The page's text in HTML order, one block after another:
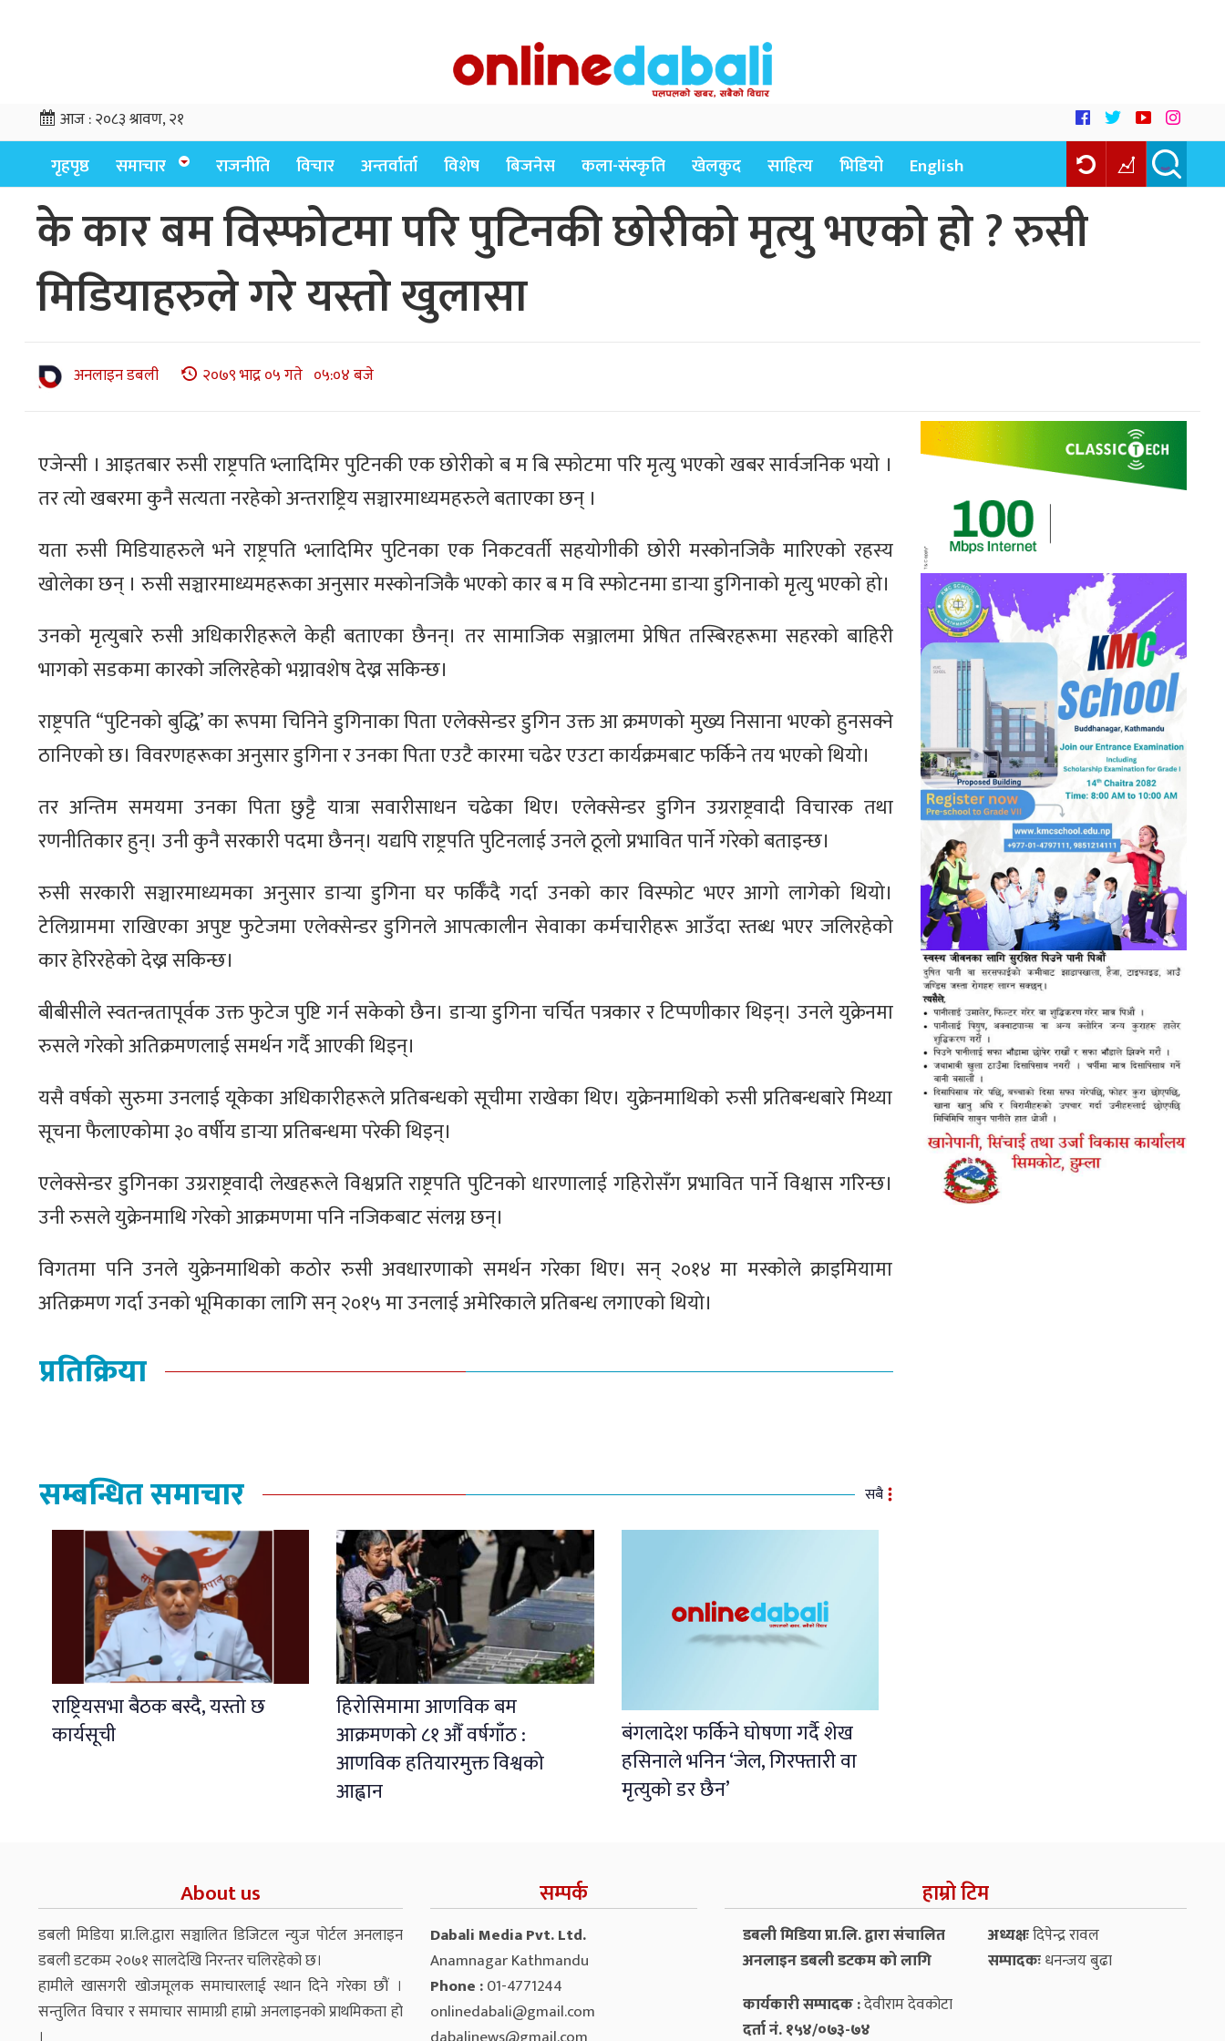
आज :२०८३ श्रावण, २१
गृहपृष्ठ समाचार राजनीति विचार अन्तर्वार्ता विशेष बिजनेस कला-संस्कृति खेलकुद साहित्य भिडियो English
के कार बम विस्फोटमा परि पुटिनकी छोरीको मृत्यु भएको हो ? रुसी
मिडियाहरुले गरे यस्तो खुलासा
अनलाइन डबली २०७९ भाद्र ०५ गते ०५:०४ बजे
एजेन्सी । आइतबार रुसी राष्ट्रपति भ्लादिमिर पुटिनकी एक छोरीको ब म बि स्फोटमा परि मृत्यु भएको खबर सार्वजनिक भयो ।
तर त्यो खबरमा कुनै सत्यता नरहेको अन्तराष्ट्रिय सञ्चारमाध्यमहरुले बताएका छन् ।
यता रुसी मिडियाहरुले भने राष्ट्रपति भ्लादिमिर पुटिनका एक निकटवर्ती सहयोगीकी छोरी मस्कोनजिकै मारिएको रहस्य
खोलेका छन् । रुसी सञ्चारमाध्यमहरूका अनुसार मस्कोनजिकै भएको कार ब म वि स्फोटनमा डार्‍या डुगिनाको मृत्यु भएको हो।
उनको मृत्युबारे रुसी अधिकारीहरूले केही बताएका छैनन्। तर सामाजिक सञ्जालमा प्रेषित तस्बिरहरूमा सहरको बाहिरी
भागको सडकमा कारको जलिरहेको भग्नावशेष देख्न सकिन्छ।
राष्ट्रपति “पुटिनको बुद्धि’ का रूपमा चिनिने डुगिनाका पिता एलेक्सेन्डर डुगिन उक्त आ क्रमणको मुख्य निसाना भएको हुनसक्ने
ठानिएको छ। विवरणहरूका अनुसार डुगिना र उनका पिता एउटै कारमा चढेर एउटा कार्यक्रमबाट फर्किने तय भएको थियो।
तर अन्तिम समयमा उनका पिता छुट्टै यात्रा सवारीसाधन चढेका थिए। एलेक्सेन्डर डुगिन उग्रराष्ट्रवादी विचारक तथा
रणनीतिकार हुन्। उनी कुनै सरकारी पदमा छैनन्। यद्यपि राष्ट्रपति पुटिनलाई उनले ठूलो प्रभावित पार्ने गरेको बताइन्छ।
रुसी सरकारी सञ्चारमाध्यमका अनुसार डार्‍या डुगिना घर फर्किँदै गर्दा उनको कार विस्फोट भएर आगो लागेको थियो।
टेलिग्राममा राखिएका अपुष्ट फुटेजमा एलेक्सेन्डर डुगिनले आपत्कालीन सेवाका कर्मचारीहरू आउँदा स्तब्ध भएर जलिरहेको
कार हेरिरहेको देख्न सकिन्छ।
बीबीसीले स्वतन्त्रतापूर्वक उक्त फुटेज पुष्टि गर्न सकेको छैन। डार्‍या डुगिना चर्चित पत्रकार र टिप्पणीकार थिइन्। उनले युक्रेनमा
रुसले गरेको अतिक्रमणलाई समर्थन गर्दै आएकी थिइन्।
यसै वर्षको सुरुमा उनलाई यूकेका अधिकारीहरूले प्रतिबन्धको सूचीमा राखेका थिए। युक्रेनमाथिको रुसी प्रतिबन्धबारे मिथ्या
सूचना फैलाएकोमा ३० वर्षीय डार्‍या प्रतिबन्धमा परेकी थिइन्।
एलेक्सेन्डर डुगिनका उग्रराष्ट्रवादी लेखहरूले विश्वप्रति राष्ट्रपति पुटिनको धारणालाई गहिरोसँग प्रभावित पार्ने विश्वास गरिन्छ।
उनी रुसले युक्रेनमाथि गरेको आक्रमणमा पनि नजिकबाट संलग्न छन्।
विगतमा पनि उनले युक्रेनमाथिको कठोर रुसी अवधारणाको समर्थन गरेका थिए। सन् २०१४ मा मस्कोले क्राइमियामा
अतिक्रमण गर्दा उनको भूमिकाका लागि सन् २०१५ मा उनलाई अमेरिकाले प्रतिबन्ध लगाएको थियो।
प्रतिक्रिया
सम्बन्धित समाचार सबै
राष्ट्रियसभा बैठक बस्दै, यस्तो छ
कार्यसूची
हिरोसिमामा आणविक बम
आक्रमणको ८१ औँ वर्षगाँठ :
आणविक हतियारमुक्त विश्वको
आह्वान
बंगलादेश फर्किने घोषणा गर्दै शेख
हसिनाले भनिन ‘जेल, गिरफ्तारी वा
मृत्युको डर छैन’
About us
डबली मिडिया प्रा.लि.द्वारा सञ्चालित डिजिटल न्युज पोर्टल अनलाइन
डबली डटकम २०७१ सालदेखि निरन्तर चलिरहेको छ।
हामीले खासगरी खोजमूलक समाचारलाई स्थान दिने गरेका छौं ।
सन्तुलित विचार र समाचार सामाग्री हाम्रो अनलाइनको प्राथमिकता हो
सम्पर्क
Dabali Media Pvt. Ltd.
Anamnagar Kathmandu
Phone :01-4771244
onlinedabali@gmail.com
हाम्रो टिम
डबली मिडिया प्रा.लि. द्वारा संचालित
अनलाइन डबली डटकम को लागि
अध्यक्षःदिपेन्द्र रावल
सम्पादकःधनन्‍जय बुढा
कार्यकारी सम्पादक :देवीराम देवकोटा
दर्ता नं. १५४/०७३-७४